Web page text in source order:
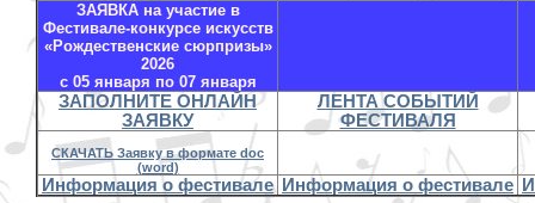
ЗАЯВКА на участие в
Фестивале-конкурсе искусств
«Рождественские сюрпризы»
2026
с 05 января по 07 января
ЗАПОЛНИТЕ ОНЛАЙН
ЗАЯВКУ
ЛЕНТА СОБЫТИЙ
ФЕСТИВАЛЯ
СКАЧАТЬ Заявку в формате doc
(word)
Информация о фестивале Информация о фестивале